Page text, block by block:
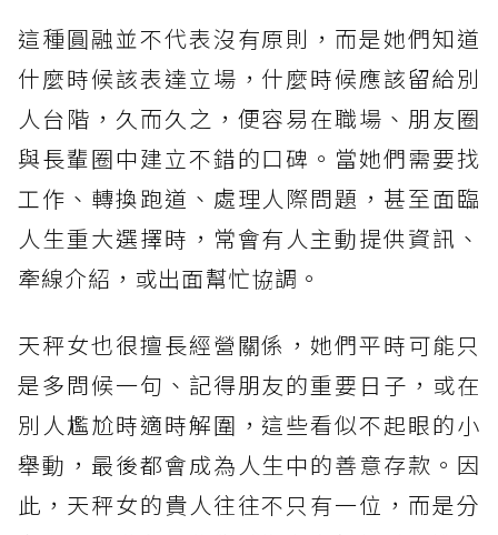
這種圓融並不代表沒有原則，而是她們知道
什麼時候該表達立場，什麼時候應該留給別
人台階，久而久之，便容易在職場、朋友圈
與長輩圈中建立不錯的口碑。當她們需要找
工作、轉換跑道、處理人際問題，甚至面臨
人生重大選擇時，常會有人主動提供資訊、
牽線介紹，或出面幫忙協調。
天秤女也很擅長經營關係，她們平時可能只
是多問候一句、記得朋友的重要日子，或在
別人尷尬時適時解圍，這些看似不起眼的小
舉動，最後都會成為人生中的善意存款。因
此，天秤女的貴人往往不只有一位，而是分